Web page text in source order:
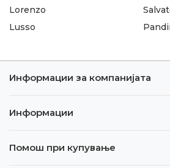
Lorenzo
Lusso
Информации за компанијата
Информации
Помош при купување